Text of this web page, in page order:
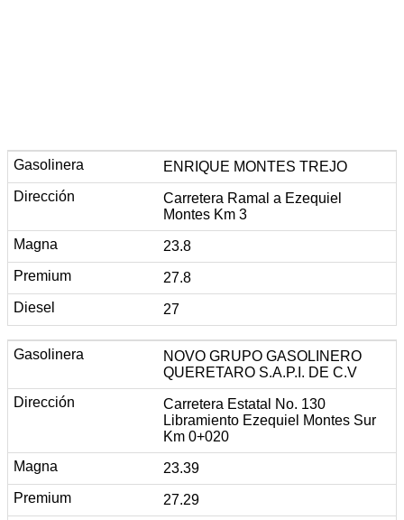
ENRIQUE MONTES TREJO
Carretera Ramal a Ezequiel
Montes Km 3
23.8
27.8
27
NOVO GRUPO GASOLINERO
QUERETARO S.A.P.I. DE C.V
Carretera Estatal No. 130
Libramiento Ezequiel Montes Sur
Km 0+020
23.39
27.29